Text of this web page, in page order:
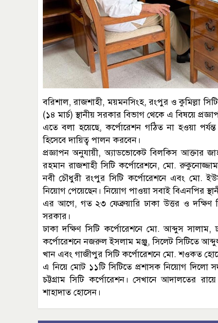
বরিশাল, রাজশাহী, ময়মনসিংহ, রংপুর ও কুমিল্লা
(১৪ মার্চ) স্থানীয় সরকার বিভাগ থেকে এ বিষয়ে
এতে বলা হয়েছে, কর্পোরেশন গঠিত না হওয়া
হিসেবে দায়িত্ব পালন করবেন।
প্রজ্ঞাপন অনুযায়ী, অ্যাডভোকেট বিলকিস আক্তার
রহমান রাজশাহী সিটি কর্পোরেশনে, মো.
নবী চৌধুরী রংপুর সিটি কর্পোরেশনে এবং মো.
নিয়োগ পেয়েছেন। নিয়োগ পাওয়া সবাই বিএনপির
এর আগে, গত ২৩ ফেব্রুয়ারি ঢাকা উত্তর ও দক্ষিণ
সরকার।
ঢাকা দক্ষিণ সিটি কর্পোরেশনে মো. আব্দুস
কর্পোরেশনে নজরুল ইসলাম মঞ্জু, সিলেট সিটিতে
খান এবং গাজীপুর সিটি কর্পোরেশনে মো. শওকত
এ নিয়ে মোট ১১টি সিটিতে প্রশাসক নিয়োগ দিলো
চট্টগ্রাম সিটি কর্পোরেশন। সেখানে আদালতের
শাহাদাত হোসেন।